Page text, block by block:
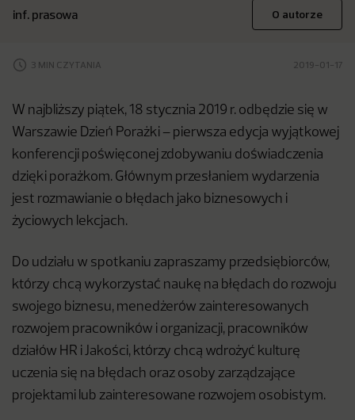
inf. prasowa O autorze
3 MIN CZYTANIA 2019-01-17
W najbliższy piątek, 18 stycznia 2019 r. odbędzie się w
Warszawie Dzień Porażki – pierwsza edycja wyjątkowej
konferencji poświęconej zdobywaniu doświadczenia
dzięki porażkom. Głównym przesłaniem wydarzenia
jest rozmawianie o błędach jako biznesowych i
życiowych lekcjach.
Do udziału w spotkaniu zapraszamy przedsiębiorców,
którzy chcą wykorzystać naukę na błędach do rozwoju
swojego biznesu, menedżerów zainteresowanych
rozwojem pracowników i organizacji, pracowników
działów HR i Jakości, którzy chcą wdrożyć kulturę
uczenia się na błędach oraz osoby zarządzające
projektami lub zainteresowane rozwojem osobistym.